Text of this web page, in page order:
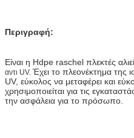
Περιγραφή:
Είναι η Hdpe raschel πλεκτές
αντι UV. Έχει το πλεονέκτημα της
UV, εύκολος να μεταφέρει και
χρησιμοποιείται για τις
την ασφάλεια για το πρόσωπο.